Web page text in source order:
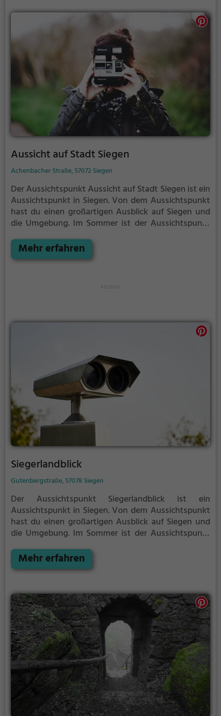
Kaffeespezialitäten und erfrischenden Getränken
lässt keine Wünsche offen. Das gemütliche
Ambiente lädt zum Verweilen und Genießen ein,
egal ob auf der Sonnenterrasse oder im stilvoll
eingerichteten Innenbereich. Ein Besuch im Eiscafé
Casanova ist ein Muss für alle Eisliebhaber und
Genießer in Siegen.
Aussicht auf Stadt Siegen
Achenbacher Straße, 57072 Siegen
Der Aussichtspunkt Aussicht auf Stadt Siegen ist ein
Aussichtspunkt in Siegen. Von dem Aussichtspunkt
hast du einen großartigen Ausblick auf Siegen und
die Umgebung. Im Sommer ist der Aussichtspunkt
für Familienausflüge, Wanderungen oder zum
Picknicken und lockt an warmen und sonnigen
Mehr erfahren
Siegerlandblick
Gutenbergstraße, 57078 Siegen
Der Aussichtspunkt Siegerlandblick ist ein
Aussichtspunkt in Siegen. Von dem Aussichtspunkt
hast du einen großartigen Ausblick auf Siegen und
die Umgebung. Im Sommer ist der Aussichtspunkt
Familienausflüge, Wanderungen oder zum
Picknicken und lockt an warmen und sonnigen
Mehr erfahren